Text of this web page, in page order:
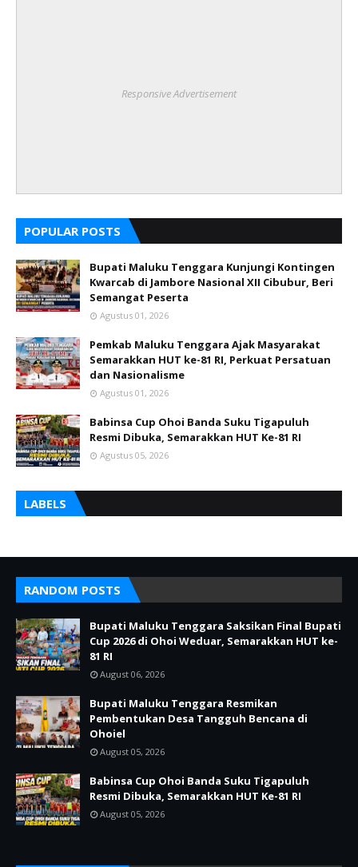
Responsive Advertisement
POPULAR POSTS
Bupati Maluku Tenggara Kunjungi Kontingen
Kwarcab di Jambore Nasional XII Cibubur, Beri
Semangat Peserta
Agustus 01, 2026
Pemkab Maluku Tenggara Ajak Masyarakat
Semarakkan HUT ke-81 RI, Perkuat Persatuan
dan Nasionalisme
Agustus 01, 2026
Babinsa Cup Ohoi Banda Suku Tigapuluh
Resmi Dibuka, Semarakkan HUT Ke-81 RI
Agustus 05, 2026
LABELS
RANDOM POSTS
Bupati Maluku Tenggara Saksikan Final Bupati
Cup 2026 di Ohoi Weduar, Semarakkan HUT ke-
81 RI
August 06, 2026
Bupati Maluku Tenggara Resmikan
Pembentukan Desa Tangguh Bencana di
Ohoiel
August 05, 2026
Babinsa Cup Ohoi Banda Suku Tigapuluh
Resmi Dibuka, Semarakkan HUT Ke-81 RI
August 05, 2026